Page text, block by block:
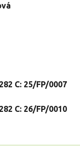
C: 25/FP/0007
C: 26/FP/0010